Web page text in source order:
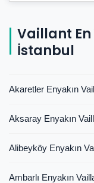
Vaillant En
İstanbul
Akaretler Enyakın
Aksaray Enyakın
Alibeyköy Enyakın
Ambarlı Enyakın